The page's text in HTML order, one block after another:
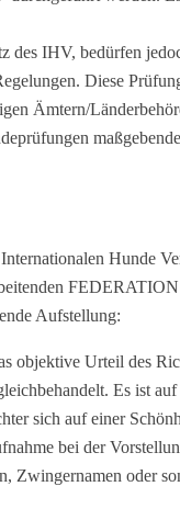
des IHV, bedürfen
Diese
Ämtern/
Hunde
Aufstellung:
objektive Urteil des
Es ist
sich auf einer
bei der
oder